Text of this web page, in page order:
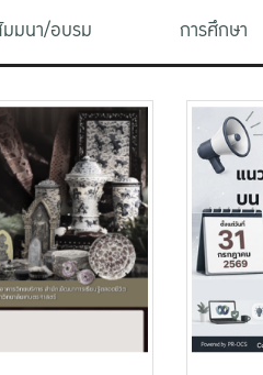
มนา/อบรม การศึกษา